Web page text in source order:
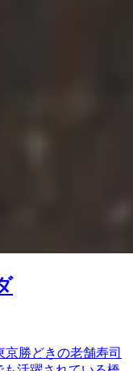
勝どきの老舗寿司